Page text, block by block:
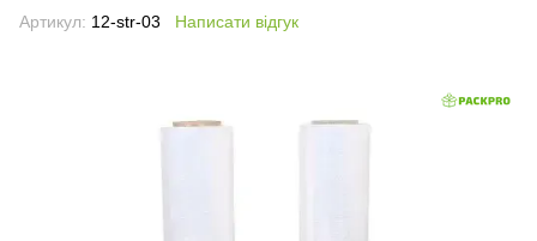
Артикул: 12-str-03 Написати відгук